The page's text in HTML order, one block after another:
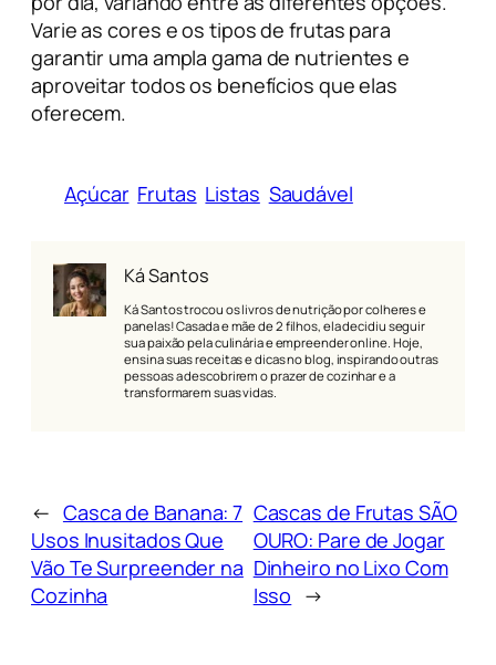
Varie as cores e os tipos de frutas para
garantir uma ampla gama de nutrientes e
aproveitar todos os benefícios que elas
oferecem.
Açúcar Frutas Listas Saudável
Ká Santos
Ká Santos trocou os livros de nutrição por colheres e
panelas! Casada e mãe de 2 filhos, ela decidiu seguir
sua paixão pela culinária e empreender online. Hoje,
ensina suas receitas e dicas no blog, inspirando outras
pessoas a descobrirem o prazer de cozinhar e a
transformarem suas vidas.
← Casca de Banana: 7
Usos Inusitados Que
Vão Te Surpreender na
Cozinha
Cascas de Frutas SÃO
OURO: Pare de Jogar
Dinheiro no Lixo Com
Isso →